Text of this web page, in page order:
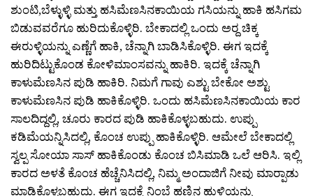
ಶುಂಟಿ,ಬೆಳ್ಳುಳ್ಳಿ ಮತ್ತು ಹಸಿಮೆಣಸಿನಕಾಯಿಯ ಗಸಿಯನ್ನು ಹಾಕಿ ಹಸಿಗಮ
ಬಿಡುವವರೆಗೂ ಹುರಿದುಕೊಳ್ಳಿರಿ. ಬೇಕಾದಲ್ಲಿ ಒಂದು ಅರ್‍ದ ಚಿಕ್ಕ
ಈರುಳ್ಳಿಯನ್ನು ಎಣ್ಣೆಗೆ ಹಾಕಿ, ಚೆನ್ನಾಗಿ ಬಾಡಿಸಿಕೊಳ್ಳಿರಿ. ಈಗ ಇದಕ್ಕೆ
ಹುರಿದಿಟ್ಟುಕೊಂಡ ಕೋಳಿಮಾಂಸವನ್ನು ಹಾಕಿರಿ. ಇದಕ್ಕೆ ಚೆನ್ನಾಗಿ
ಕಾಳುಮೆಣಸಿನ ಪುಡಿ ಹಾಕಿರಿ. ನಿಮಗೆ ಗಾವು ಎಶ್ಟು ಬೇಕೋ ಅಶ್ಟು
ಕಾಳುಮೆಣಸಿನ ಪುಡಿ ಹಾಕಿಕೊಳ್ಳಿರಿ. ಒಂದು ಹಸಿಮೆಣಸಿನಕಾಯಿಯ ಕಾರ
ಸಾಲದಿದ್ದಲ್ಲಿ, ಚೂರು ಕಾರದ ಪುಡಿ ಹಾಕಿಕೊಳ್ಳಬಹುದು. ಉಪ್ಪು
ಕಡಿಮೆಯನ್ನಿಸಿದಲ್ಲಿ, ಕೊಂಚ ಉಪ್ಪು ಹಾಕಿಕೊಳ್ಳಿರಿ. ಆಮೇಲೆ ಬೇಕಾದಲ್ಲಿ
ಸ್ವಲ್ಪ ಸೋಯಾ ಸಾಸ್ ಹಾಕಿಕೊಂಡು ಕೊಂಚ ಬಿಸಿಮಾಡಿ ಒಲೆ ಆರಿಸಿ. ಇಲ್ಲಿ
ಕಾರದ ಅಳತೆ ಕೊಂಚ ಹೆಚ್ಚೆನಿಸಿದಲ್ಲಿ, ನಿಮ್ಮ ಅಂದಾಜಿಗೆ ನೀವು ಮಾರ್‍ಪಾಡು
ಮಾಡಿಕೊಳ್ಳಬಹುದು. ಈಗ ಇದಕ್ಕೆ ನಿಂಬೆ ಹಣ್ಣಿನ ಹುಳಿಯನ್ನು